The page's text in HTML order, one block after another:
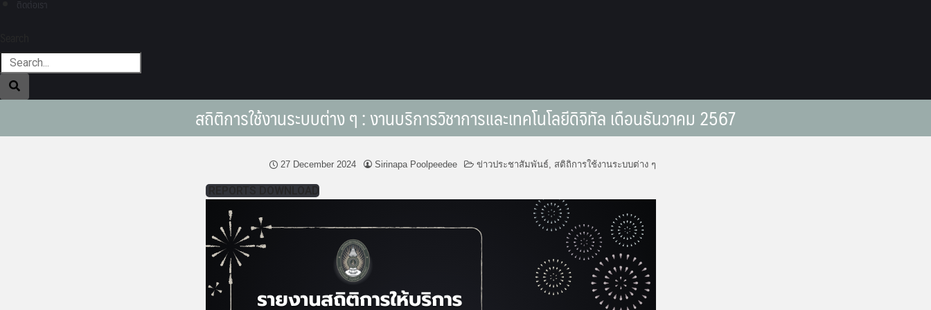
ติดต่อเรา
สถิติการใช้งานระบบต่าง ๆ : งานบริการวิชาการและเทคโนโลยีดิจิทัล เดือนธันวาคม 2567
27 December 2024 Sirinapa Poolpeedee ข่าวประชาสัมพันธ์, สติถิการใช้งานระบบต่าง ๆ
REPORTS DOWNLOAD